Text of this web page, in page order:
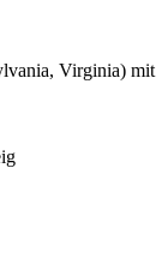
Virginia) mit